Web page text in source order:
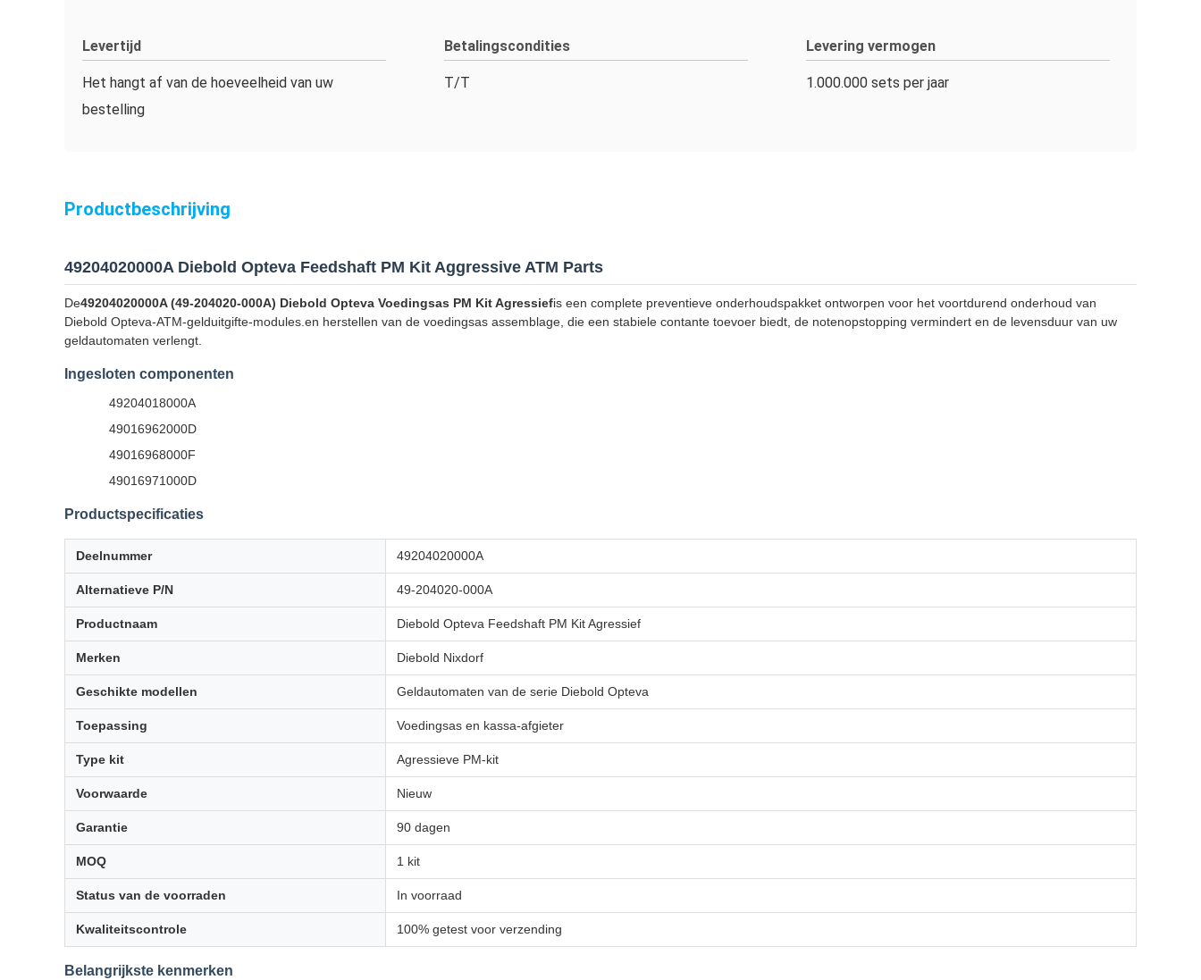
Levertijd
Het hangt af van de hoeveelheid van uw
bestelling
Betalingscondities
T/T
Levering vermogen
1.000.000 sets per jaar
Productbeschrijving
49204020000A Diebold Opteva Feedshaft PM Kit Aggressive ATM Parts
De49204020000A (49-204020-000A) Diebold Opteva Voedingsas PM Kit Agressiefis een complete preventieve onderhoudspakket ontworpen voor het voortdurend onderhoud van
Diebold Opteva-ATM-gelduitgifte-modules.en herstellen van de voedingsas assemblage, die een stabiele contante toevoer biedt, de notenopstopping vermindert en de levensduur van uw
geldautomaten verlengt.
Ingesloten componenten
49204018000A
49016962000D
49016968000F
49016971000D
Productspecificaties
Deelnummer 49204020000A
Alternatieve P/N 49-204020-000A
Productnaam Diebold Opteva Feedshaft PM Kit Agressief
Merken Diebold Nixdorf
Geschikte modellen Geldautomaten van de serie Diebold Opteva
Toepassing Voedingsas en kassa-afgieter
Type kit Agressieve PM-kit
Voorwaarde Nieuw
Garantie 90 dagen
MOQ 1 kit
Status van de voorraden In voorraad
Kwaliteitscontrole 100% getest voor verzending
Belangrijkste kenmerken